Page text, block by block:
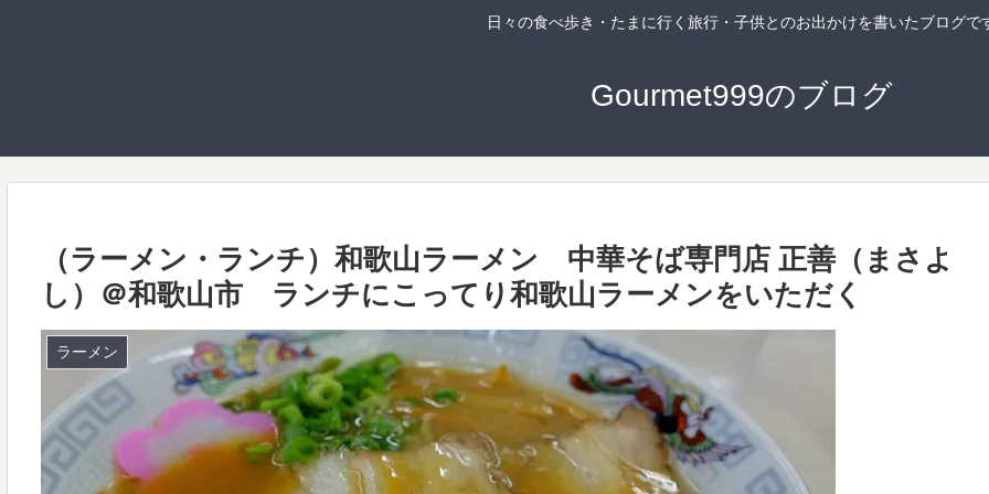
日々の食べ歩き・たまに行く旅行・子供とのお出かけを書いたブログで
Gourmet999のブログ
（ラーメン・ランチ）和歌山ラーメン 中華そば専門店 正善（まさよ
し）＠和歌山市 ランチにこってり和歌山ラーメンをいただく
ラーメン